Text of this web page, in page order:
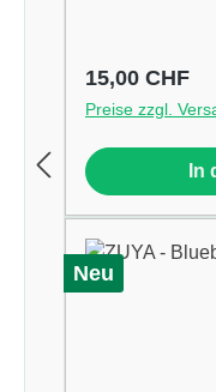
Regulärer
15,00 CHF
Preise zzgl.
In
Neu